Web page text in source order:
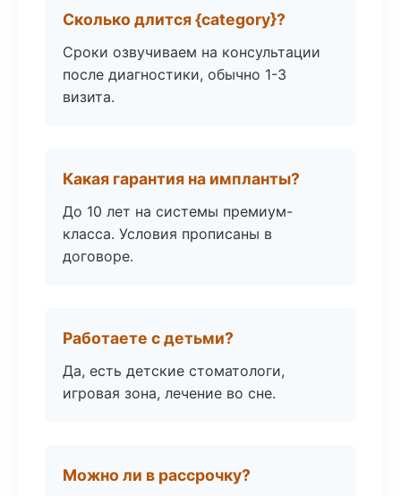
Сколько длится {category}?
Сроки озвучиваем на консультации
после диагностики, обычно 1-3
визита.
Какая гарантия на импланты?
До 10 лет на системы премиум-
класса. Условия прописаны в
договоре.
Работаете с детьми?
Да, есть детские стоматологи,
игровая зона, лечение во сне.
Можно ли в рассрочку?